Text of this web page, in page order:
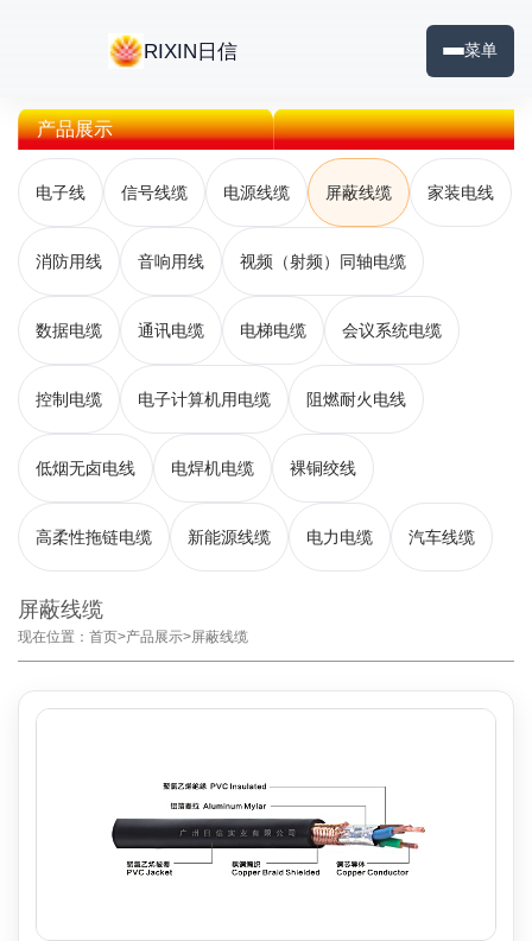
RIXIN日信 菜单
产品展示
电子线 信号线缆 电源线缆 屏蔽线缆 家装电线
消防用线 音响用线 视频（射频）同轴电缆
数据电缆 通讯电缆 电梯电缆 会议系统电缆
控制电缆 电子计算机用电缆 阻燃耐火电线
低烟无卤电线 电焊机电缆 裸铜绞线
高柔性拖链电缆 新能源线缆 电力电缆 汽车线缆
现在位置： 首页>产品展示>屏蔽线缆
屏蔽线缆